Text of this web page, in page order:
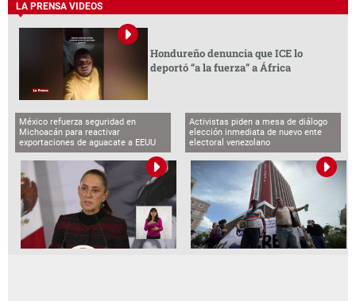
LA PRENSA VIDEOS
Hondureño denuncia que ICE lo
deportó “a la fuerza” a África
México refuerza seguridad en
Michoacán para reactivar
exportaciones de aguacate a EEUU
Activistas piden a mesa de diálogo
elección inmediata de nuevo ente
electoral venezolano